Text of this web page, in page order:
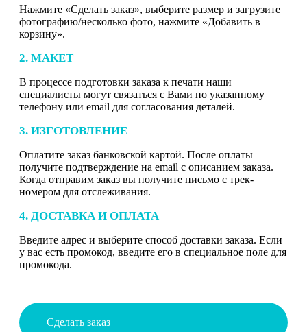
Нажмите «Сделать заказ», выберите размер и загрузите
фотографию/несколько фото, нажмите «Добавить в
корзину».
2. МАКЕТ
В процессе подготовки заказа к печати наши
специалисты могут связаться с Вами по указанному
телефону или email для согласования деталей.
3. ИЗГОТОВЛЕНИЕ
Оплатите заказ банковской картой. После оплаты
получите подтверждение на email с описанием заказа.
Когда отправим заказ вы получите письмо с трек-
номером для отслеживания.
4. ДОСТАВКА И ОПЛАТА
Введите адрес и выберите способ доставки заказа. Если
у вас есть промокод, введите его в специальное поле для
промокода.
Сделать заказ